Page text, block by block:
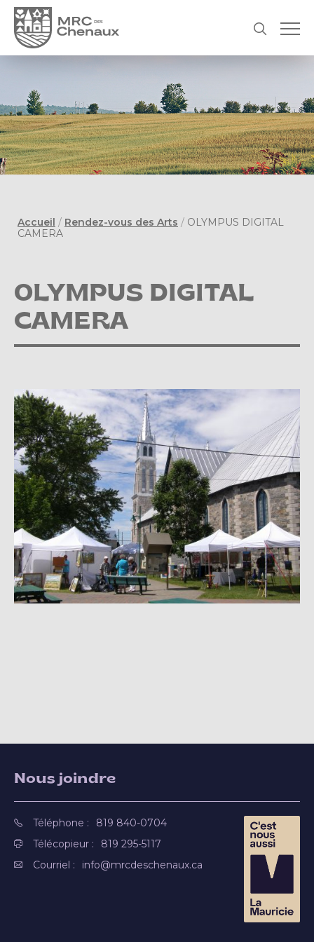
Accueil / Rendez-vous des Arts / OLYMPUS DIGITAL
CAMERA
OLYMPUS DIGITAL
CAMERA
Nous joindre
Téléphone :
819 840-0704
Télécopieur :
819 295-5117
Courriel :
info@mrcdeschenaux.ca